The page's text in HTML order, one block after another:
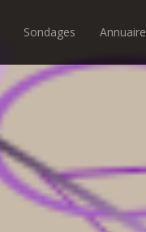
Sondages Annuaire